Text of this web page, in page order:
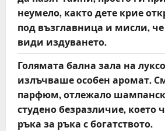
неумело, както дете крие
под възглавница и мисли,
види издуването.
Голямата бална зала на
излъчваше особен аромат.
парфюм, отлежало
студено безразличие, което
ръка за ръка с богатството.